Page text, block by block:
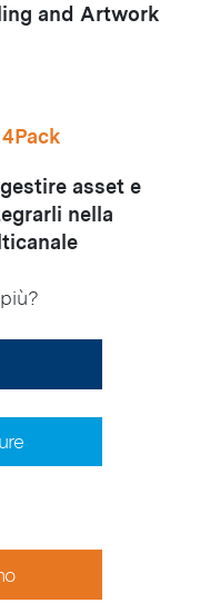
and Artwork
asset e
nella